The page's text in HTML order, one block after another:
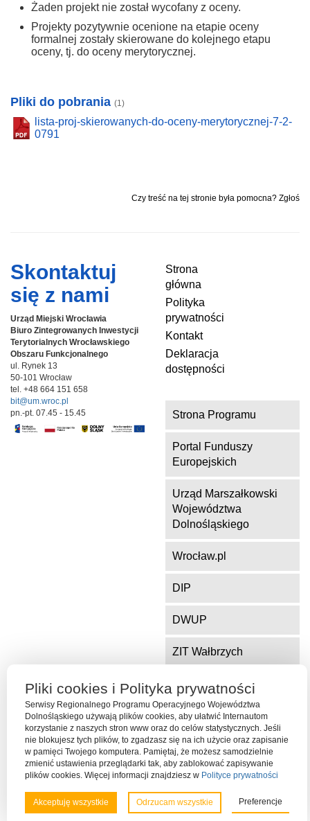
Żaden projekt nie został wycofany z oceny.
Projekty pozytywnie ocenione na etapie oceny
formalnej zostały skierowane do kolejnego etapu
oceny, tj. do oceny merytorycznej.
Pliki do pobrania (1)
lista-proj-skierowanych-do-oceny-merytorycznej-7-2-
0791
Czy treść na tej stronie była pomocna? Zgłoś
Skontaktuj
się z nami
Urząd Miejski Wrocławia
Biuro Zintegrowanych Inwestycji
Terytorialnych Wrocławskiego
Obszaru Funkcjonalnego
ul. Rynek 13
50-101 Wrocław
tel. +48 664 151 658
bit@um.wroc.pl
pn.-pt. 07.45 - 15.45
Strona
główna
Polityka
prywatności
Kontakt
Deklaracja
dostępności
Strona Programu
Portal Funduszy
Europejskich
Urząd Marszałkowski
Województwa
Dolnośląskiego
Wrocław.pl
DIP
DWUP
ZIT Wałbrzych
ZIT Jelenia Góra
Serwis współfinansowany ze środków Funduszu Spójności Unii
Europejskiej w ramach Programu Operacyjnego Pomoc Techniczna
2014-2020
Pliki cookies i Polityka prywatności
Serwisy Regionalnego Programu Operacyjnego Województwa
Dolnośląskiego używają plików cookies, aby ułatwić Internautom
korzystanie z naszych stron www oraz do celów statystycznych. Jeśli
nie blokujesz tych plików, to zgadzasz się na ich użycie oraz zapisanie
w pamięci Twojego komputera. Pamiętaj, że możesz samodzielnie
zmienić ustawienia przeglądarki tak, aby zablokować zapisywanie
plików cookies. Więcej informacji znajdziesz w Polityce prywatności
Akceptuję wszystkie Odrzucam wszystkie Preferencje